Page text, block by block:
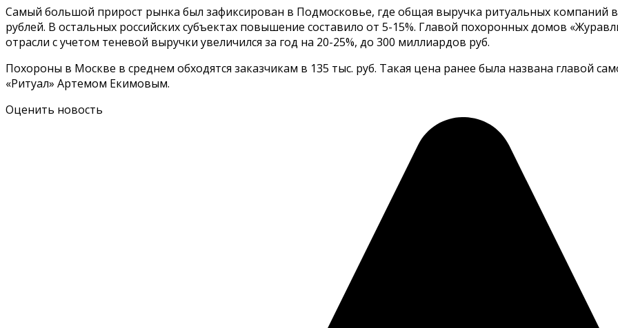
Самый большой прирост рынка был зафиксирован в Подмосковье, где общая выручка ритуальных компаний
рублей. В остальных российских субъектах повышение составило от 5-15%. Главой похоронных домов
отрасли с учетом теневой выручки увеличился за год на 20-25%, до 300 миллиардов руб.
Похороны в Москве в среднем обходятся заказчикам в 135 тыс. руб. Такая цена ранее была названа главой
«Ритуал» Артемом Екимовым.
Оценить новость